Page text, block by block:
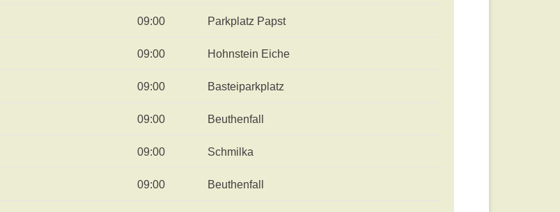
09:00 Parkplatz Papst
09:00 Hohnstein Eiche
09:00 Basteiparkplatz
09:00 Beuthenfall
09:00 Schmilka
09:00 Beuthenfall